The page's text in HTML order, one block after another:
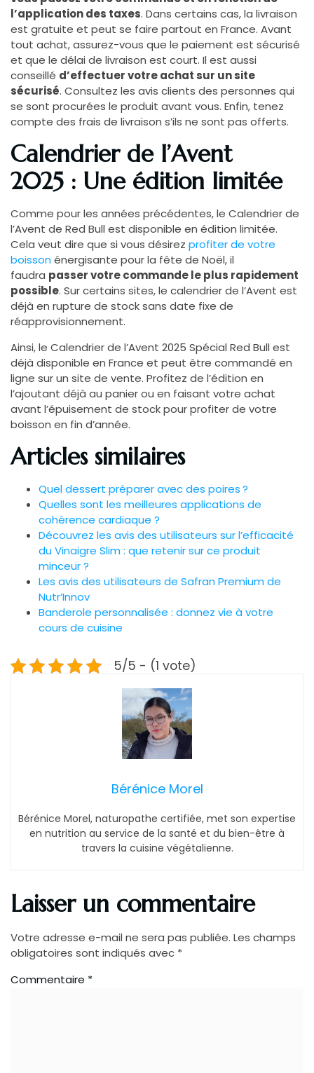
l’application des taxes. Dans certains cas, la livraison
est gratuite et peut se faire partout en France. Avant
tout achat, assurez-vous que le paiement est sécurisé
et que le délai de livraison est court. Il est aussi
conseillé d’effectuer votre achat sur un site
sécurisé. Consultez les avis clients des personnes qui
se sont procurées le produit avant vous. Enfin, tenez
compte des frais de livraison s’ils ne sont pas offerts.
Calendrier de l’Avent
2025 : Une édition limitée
Comme pour les années précédentes, le Calendrier de
l’Avent de Red Bull est disponible en édition limitée.
Cela veut dire que si vous désirez profiter de votre
boisson énergisante pour la fête de Noël, il
faudra passer votre commande le plus rapidement
possible. Sur certains sites, le calendrier de l’Avent est
déjà en rupture de stock sans date fixe de
réapprovisionnement.
Ainsi, le Calendrier de l’Avent 2025 Spécial Red Bull est
déjà disponible en France et peut être commandé en
ligne sur un site de vente. Profitez de l’édition en
l’ajoutant déjà au panier ou en faisant votre achat
avant l’épuisement de stock pour profiter de votre
boisson en fin d’année.
Articles similaires
Quel dessert préparer avec des poires ?
Quelles sont les meilleures applications de
cohérence cardiaque ?
Découvrez les avis des utilisateurs sur l’efficacité
du Vinaigre Slim : que retenir sur ce produit
minceur ?
Les avis des utilisateurs de Safran Premium de
Nutr’Innov
Banderole personnalisée : donnez vie à votre
cours de cuisine
5/5 - (1 vote)
Bérénice Morel
Bérénice Morel, naturopathe certifiée, met son expertise
en nutrition au service de la santé et du bien-être à
travers la cuisine végétalienne.
Laisser un commentaire
Votre adresse e-mail ne sera pas publiée. Les champs
obligatoires sont indiqués avec *
Commentaire *